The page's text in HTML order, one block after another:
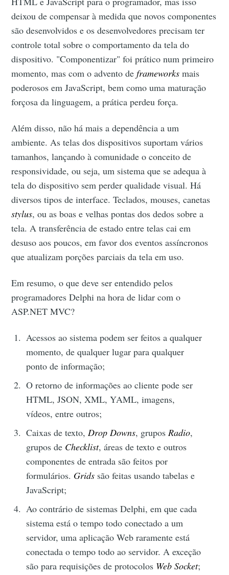
deixou de compensar à medida que novos componentes
são desenvolvidos e os desenvolvedores precisam ter
controle total sobre o comportamento da tela do
dispositivo. "Componentizar" foi prático num primeiro
momento, mas com o advento deframeworks mais
poderosos em JavaScript, bem como uma maturação
forçosa da linguagem, a prática perdeu força.
Além disso, não há mais a dependência a um
ambiente. As telas dos dispositivos suportam vários
tamanhos, lançando à comunidade o conceito de
responsividade, ou seja, um sistema que se adequa à
tela do dispositivo sem perder qualidade visual. Há
diversos tipos de interface. Teclados, mouses, canetas
stylus, ou as boas e velhas pontas dos dedos sobre a
tela. A transferência de estado entre telas cai em
desuso aos poucos, em favor dos eventos assíncronos
que atualizam porções parciais da tela em uso.
Em resumo, o que deve ser entendido pelos
programadores Delphi na hora de lidar com o
ASP.NET MVC?
Acessos ao sistema podem ser feitos a qualquer
momento, de qualquer lugar para qualquer
ponto de informação;
O retorno de informações ao cliente pode ser
HTML, JSON, XML, YAML, imagens,
vídeos, entre outros;
Caixas de texto, Drop Downs, grupos Radio,
grupos de Checklist, áreas de texto e outros
componentes de entrada são feitos por
formulários. Grids são feitas usando tabelas e
JavaScript;
Ao contrário de sistemas Delphi, em que cada
sistema está o tempo todo conectado a um
servidor, uma aplicação Web raramente está
conectada o tempo todo ao servidor. A exceção
são para requisições de protocolos Web Socket;